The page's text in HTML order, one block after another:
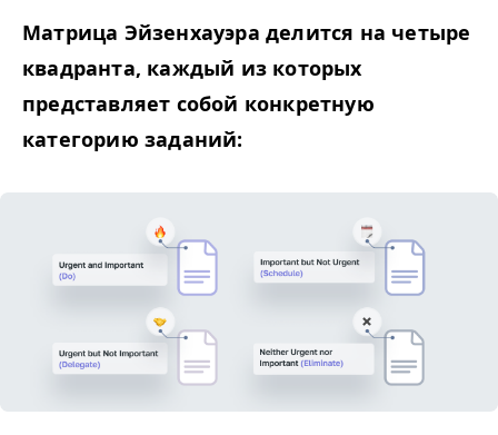
Матрица Эйзенхауэра делится на четыре
квадранта, каждый из которых
представляет собой конкретную
категорию заданий: